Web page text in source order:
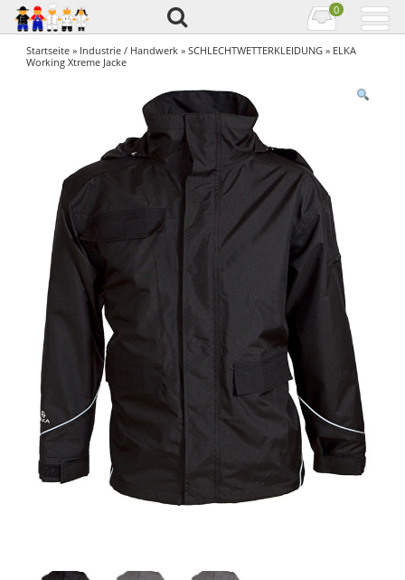
0
Startseite » Industrie / Handwerk »SCHLECHTWETTERKLEIDUNG » ELKA
Working Xtreme Jacke